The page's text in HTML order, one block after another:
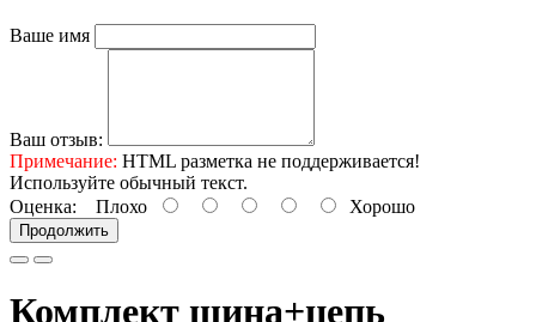
Ваше имя
Ваш отзыв:
Примечание: HTML разметка не поддерживается!
Используйте обычный текст.
Оценка: Плохо Хорошо
Продолжить
Комплект шина+цепь